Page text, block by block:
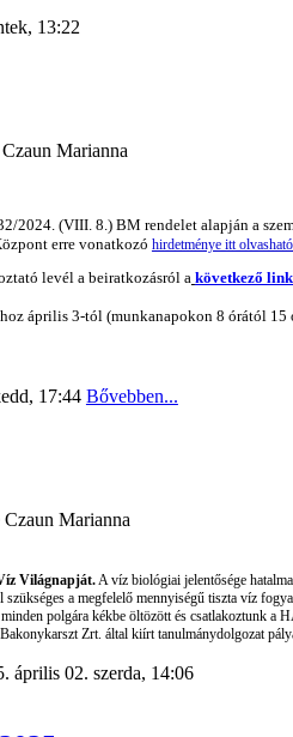
13:22
Marianna
2024. (VIII. 8.) BM rendelet alapján a
erre vonatkozó hirdetménye itt olvasható.
levél a beiratkozásról a következő
április 3-tól (munkanapokon 8 órától
17:44 Bővebben...
Marianna
Világnapját. A víz biológiai jelentősége
a megfelelő mennyiségű tiszta víz
polgára kékbe öltözött és csatlakoztunk a
Zrt. által kiírt tanulmánydolgozat
április 02. szerda, 14:06